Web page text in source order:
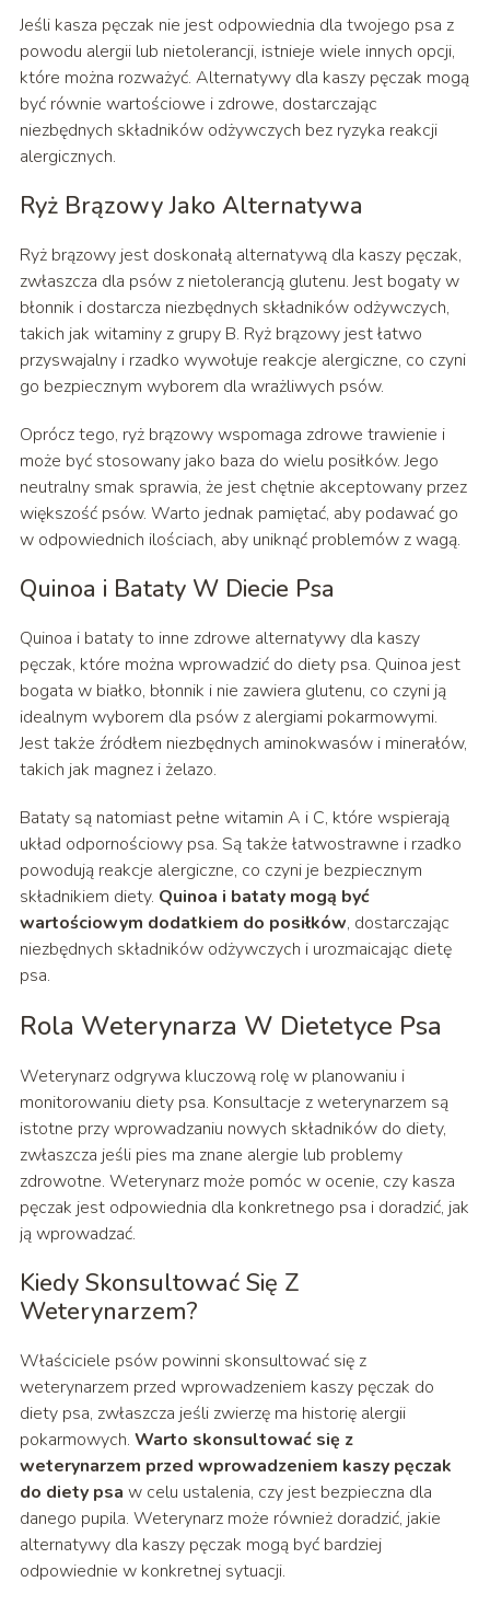
Jeśli kasza pęczak nie jest odpowiednia dla twojego psa z
powodu alergii lub nietolerancji, istnieje wiele innych opcji,
które można rozważyć. Alternatywy dla kaszy pęczak mogą
być równie wartościowe i zdrowe, dostarczając
niezbędnych składników odżywczych bez ryzyka reakcji
alergicznych.
Ryż Brązowy Jako Alternatywa
Ryż brązowy jest doskonałą alternatywą dla kaszy pęczak,
zwłaszcza dla psów z nietolerancją glutenu. Jest bogaty w
błonnik i dostarcza niezbędnych składników odżywczych,
takich jak witaminy z grupy B. Ryż brązowy jest łatwo
przyswajalny i rzadko wywołuje reakcje alergiczne, co czyni
go bezpiecznym wyborem dla wrażliwych psów.
Oprócz tego, ryż brązowy wspomaga zdrowe trawienie i
może być stosowany jako baza do wielu posiłków. Jego
neutralny smak sprawia, że jest chętnie akceptowany przez
większość psów. Warto jednak pamiętać, aby podawać go
w odpowiednich ilościach, aby uniknąć problemów z wagą.
Quinoa i Bataty W Diecie Psa
Quinoa i bataty to inne zdrowe alternatywy dla kaszy
pęczak, które można wprowadzić do diety psa. Quinoa jest
bogata w białko, błonnik i nie zawiera glutenu, co czyni ją
idealnym wyborem dla psów z alergiami pokarmowymi.
Jest także źródłem niezbędnych aminokwasów i minerałów,
takich jak magnez i żelazo.
Bataty są natomiast pełne witamin A i C, które wspierają
układ odpornościowy psa. Są także łatwostrawne i rzadko
powodują reakcje alergiczne, co czyni je bezpiecznym
składnikiem diety. Quinoa i bataty mogą być
wartościowym dodatkiem do posiłków, dostarczając
niezbędnych składników odżywczych i urozmaicając dietę
psa.
Rola Weterynarza W Dietetyce Psa
Weterynarz odgrywa kluczową rolę w planowaniu i
monitorowaniu diety psa. Konsultacje z weterynarzem są
istotne przy wprowadzaniu nowych składników do diety,
zwłaszcza jeśli pies ma znane alergie lub problemy
zdrowotne. Weterynarz może pomóc w ocenie, czy kasza
pęczak jest odpowiednia dla konkretnego psa i doradzić, jak
ją wprowadzać.
Kiedy Skonsultować Się Z
Weterynarzem?
Właściciele psów powinni skonsultować się z
weterynarzem przed wprowadzeniem kaszy pęczak do
diety psa, zwłaszcza jeśli zwierzę ma historię alergii
pokarmowych. Warto skonsultować się z
weterynarzem przed wprowadzeniem kaszy pęczak
do diety psa w celu ustalenia, czy jest bezpieczna dla
danego pupila. Weterynarz może również doradzić, jakie
alternatywy dla kaszy pęczak mogą być bardziej
odpowiednie w konkretnej sytuacji.